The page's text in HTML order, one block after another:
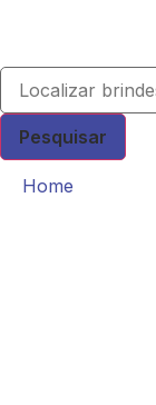
Pesquisar
Home